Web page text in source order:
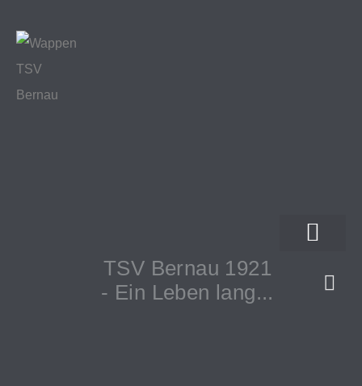
TSV Bernau 1921
- Ein Leben lang...